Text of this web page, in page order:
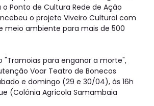
o Ponto de Cultura Rede de Ação
o projeto Viveiro Cultural com
meio ambiente para mais de 500
"Tramoias para enganar a morte",
Voar Teatro de Bonecos
e domingo (29 e 30/04), às 16h
(Colônia Agrícola Samambaia